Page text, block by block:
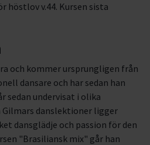
höstlov v.44. Kursen sista
och kommer ursprungligen från
dansare och har sedan han
sedan undervisat i olika
Gilmars danslektioner ligger
dansglädje och passion för den
"Brasiliansk mix" går han